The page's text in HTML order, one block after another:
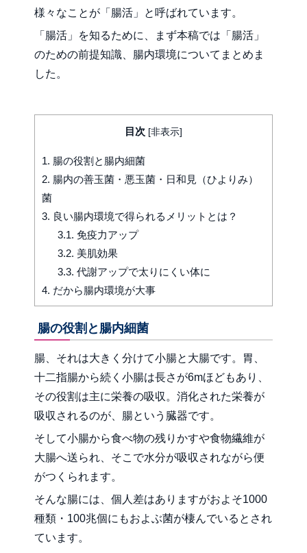
様々なことが「腸活」と呼ばれています。
「腸活」を知るために、まず本稿では「腸活」
のための前提知識、腸内環境についてまとめま
した。
目次 [非表示]
1. 腸の役割と腸内細菌
2. 腸内の善玉菌・悪玉菌・日和見（ひよりみ）
菌
3. 良い腸内環境で得られるメリットとは？
3.1. 免疫力アップ
3.2. 美肌効果
3.3. 代謝アップで太りにくい体に
4. だから腸内環境が大事
腸の役割と腸内細菌
腸、それは大きく分けて小腸と大腸です。胃、
十二指腸から続く小腸は長さが6mほどもあり、
その役割は主に栄養の吸収。消化された栄養が
吸収されるのが、腸という臓器です。
そして小腸から食べ物の残りかすや食物繊維が
大腸へ送られ、そこで水分が吸収されながら便
がつくられます。
そんな腸には、個人差はありますがおよそ1000
種類・100兆個にもおよぶ菌が棲んでいるとされ
ています。